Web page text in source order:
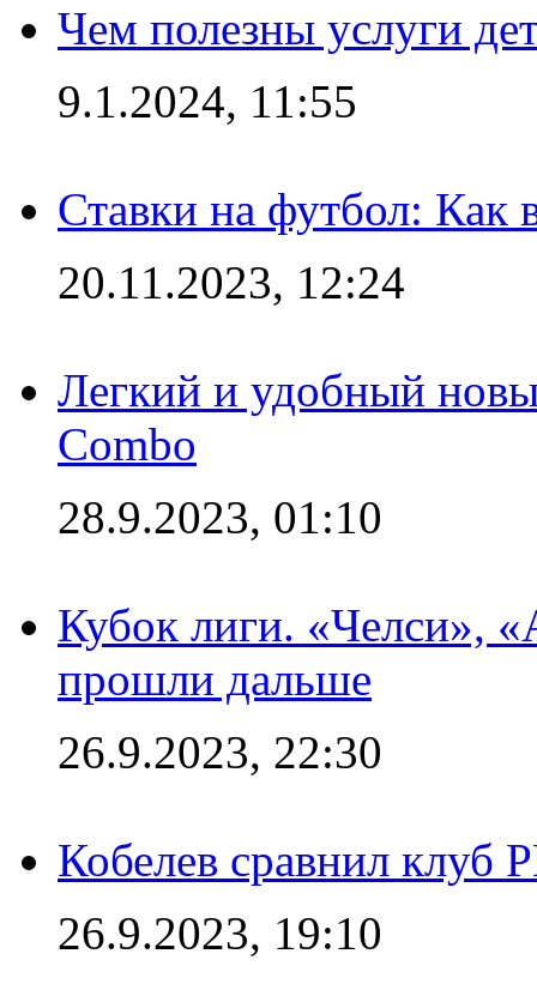
Чем полезны услуги
9.1.2024, 11:55
Ставки на футбол: Как
20.11.2023, 12:24
Легкий и удобный
Combo
28.9.2023, 01:10
Кубок лиги. «Челси»,
прошли дальше
26.9.2023, 22:30
Кобелев сравнил клуб
26.9.2023, 19:10